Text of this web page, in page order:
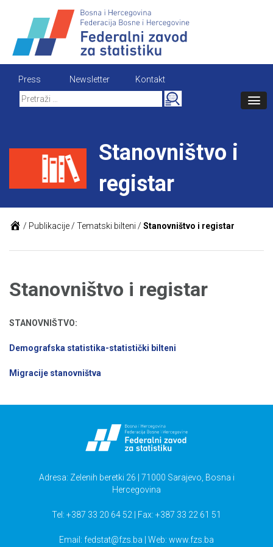
content
Press Newsletter
Kontakt
Search
for:
Stanovništvo i
registar
/ Publikacije/ Tematski bilteni / Stanovništvo i registar
Stanovništvo i registar
STANOVNIŠTVO:
Demografska statistika-statistički bilteni
Migracije stanovništva
Adresa: Zelenih beretki 26 | 71000 Sarajevo, Bosna i
Hercegovina
Tel: +387 33 20 64 52 | Fax: +387 33 22 61 51
Email: fedstat@fzs.ba | Web: www.fzs.ba